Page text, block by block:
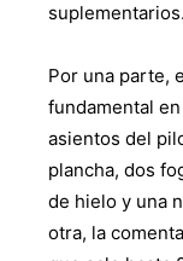
suplementarios.
Por una parte,
fundamental
asientos del
plancha, dos
de hielo y una
otra, la